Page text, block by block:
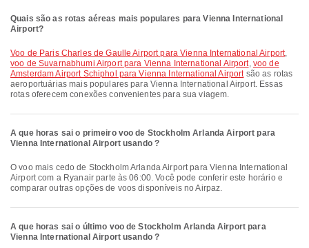
Quais são as rotas aéreas mais populares para Vienna International
Airport?
voo de Paris Charles de Gaulle Airport para Vienna International Airport,
voo de Suvarnabhumi Airport para Vienna International Airport, voo de
Amsterdam Airport Schiphol para Vienna International Airportsão as rotas
aeroportuárias mais populares para Vienna International Airport. Essas
rotas oferecem conexões convenientes para sua viagem.
A que horas sai o primeiro voo de Stockholm Arlanda Airport para
Vienna International Airport usando ?
O voo mais cedo de Stockholm Arlanda Airport para Vienna International
Airport com a Ryanair parte às 06:00. Você pode conferir este horário e
comparar outras opções de voos disponíveis no Airpaz.
A que horas sai o último voo de Stockholm Arlanda Airport para
Vienna International Airport usando ?